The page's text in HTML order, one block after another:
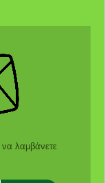
λαμβάνετε